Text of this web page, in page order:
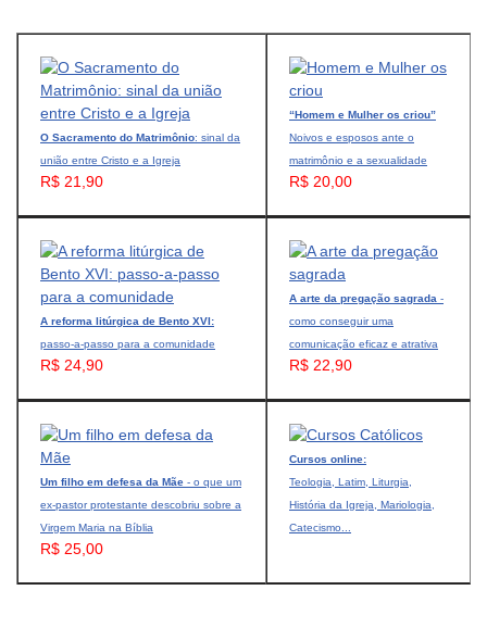
O Sacramento do Matrimônio: sinal da
união entre Cristo e a Igreja
R$ 21,90
“Homem e Mulher os criou”
Noivos e esposos ante o
matrimônio e a sexualidade
R$ 20,00
A reforma litúrgica de Bento XVI:
passo-a-passo para a comunidade
R$ 24,90
A arte da pregação sagrada -
como conseguir uma
comunicação eficaz e atrativa
R$ 22,90
Um filho em defesa da Mãe - o que um
ex-pastor protestante descobriu sobre a
Virgem Maria na Bíblia
R$ 25,00
Cursos online:
Teologia, Latim, Liturgia,
História da Igreja, Mariologia,
Catecismo...